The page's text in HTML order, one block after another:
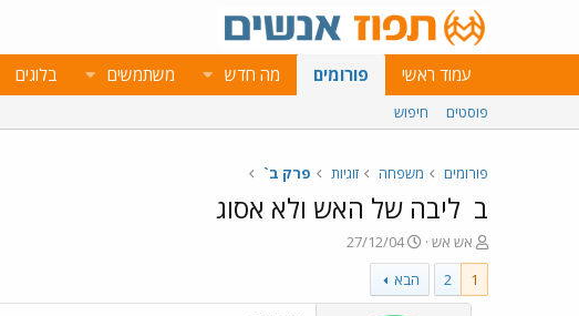
עמוד ראשי פורומים מה חדש משתמשים בלוגים
פוסטים חיפוש
פורומים משפחה זוגיות פרק ב`
ב ליבה של האש ולא אסוג
פ
ו
ת
ח
אש אש
פ
ו
ר
ס
27/12/04
1
2 הבא